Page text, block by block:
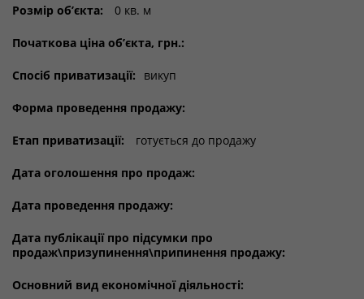
Розмір об’єкта: 0 кв. м
Початкова ціна об’єкта, грн.:
Спосіб приватизації: викуп
Форма проведення продажу:
Етап приватизації: готується до продажу
Дата оголошення про продаж:
Дата проведення продажу:
Дата публікації про підсумки про
продаж\призупинення\припинення продажу:
Основний вид економічної діяльності: